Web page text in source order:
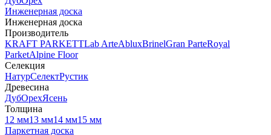
Инженерная доска
Инженерная доска
Производитель
KRAFT PARKETTLab ArteAbluxBrinelGran ParteRoyal
ParketAlpine Floor
Селекция
НатурСелектРустик
Древесина
ДубОрехЯсень
Толщина
12 мм13 мм14 мм15 мм
Паркетная доска